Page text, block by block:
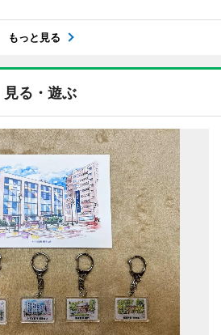
もっと見る
見る・遊ぶ